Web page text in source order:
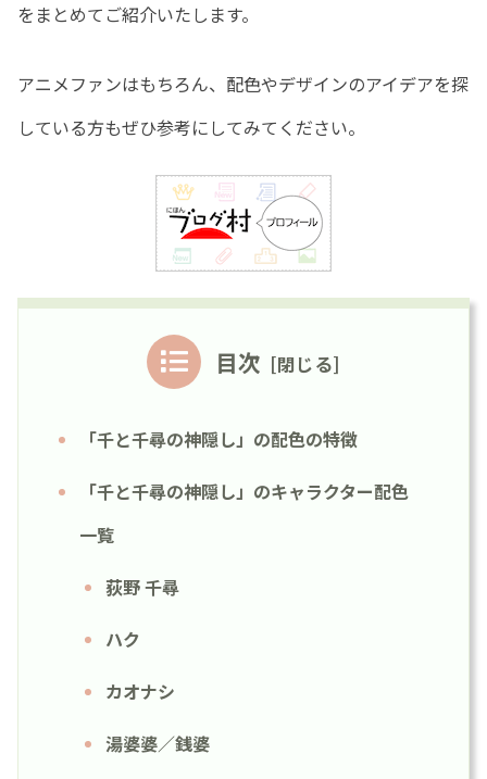
をまとめてご紹介いたします。
アニメファンはもちろん、配色やデザインのアイデアを探
している方もぜひ参考にしてみてください。
目次
「千と千尋の神隠し」の配色の特徴
「千と千尋の神隠し」のキャラクター配色
一覧
荻野 千尋
ハク
カオナシ
湯婆婆／銭婆